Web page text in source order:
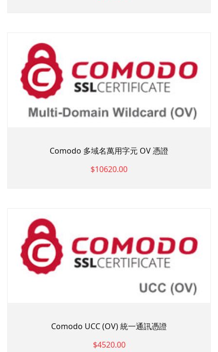
Comodo 多域名萬用字元 OV 憑證
$10620.00
Comodo UCC (OV) 統一通訊憑證
$4520.00